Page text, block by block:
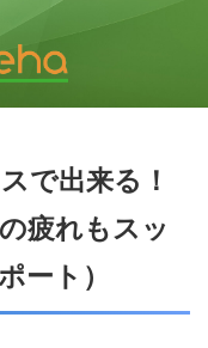
で出来る！
疲れもスッ
ート）